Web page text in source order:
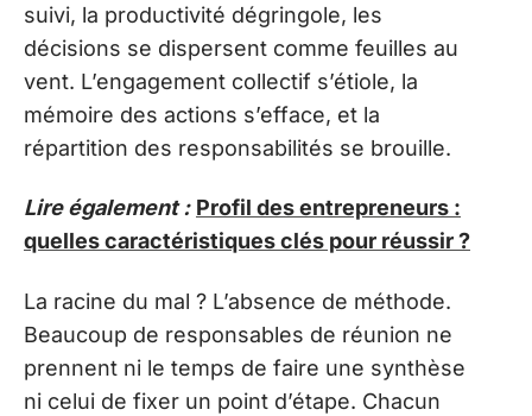
suivi, la productivité dégringole, les
décisions se dispersent comme feuilles au
vent. L’engagement collectif s’étiole, la
mémoire des actions s’efface, et la
répartition des responsabilités se brouille.
Lire également : Profil des entrepreneurs :
quelles caractéristiques clés pour réussir ?
La racine du mal ? L’absence de méthode.
Beaucoup de responsables de réunion ne
prennent ni le temps de faire une synthèse
ni celui de fixer un point d’étape. Chacun